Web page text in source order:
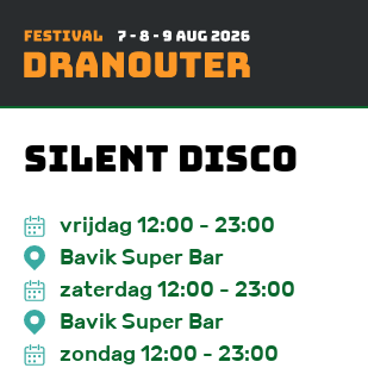
en
de
inhoud
gaan
Silent Disco
vrijdag 12:00 - 23:00
Bavik Super Bar
zaterdag 12:00 - 23:00
Bavik Super Bar
zondag 12:00 - 23:00